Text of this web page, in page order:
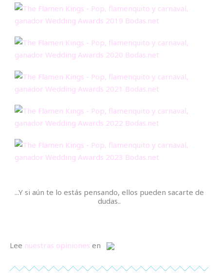
...Y si aún te lo estás pensando, ellos pueden sacarte de
dudas..
Lee nuestras opiniones en